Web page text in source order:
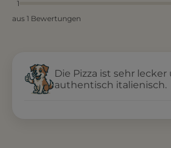
1
aus 1 Bewertungen
Die Pizza ist sehr lecker
authentisch italienisch.